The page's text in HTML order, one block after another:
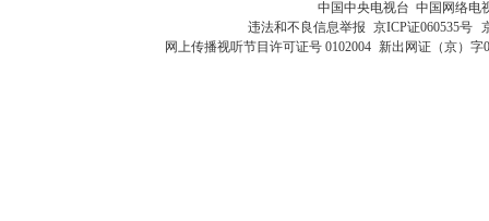
中国中央电视台 中国网络电
违法和不良信息举报 京ICP证060535号
网上传播视听节目许可证号 0102004 新出网证（京）